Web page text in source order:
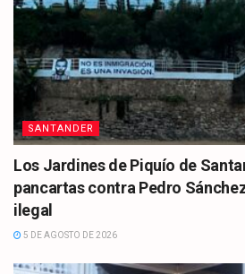
SANTANDER
Los Jardines de Piquío de
pancartas contra Pedro
ilegal
5 DE AGOSTO DE 2026